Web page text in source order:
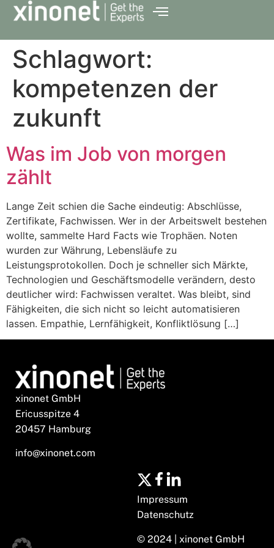
Schlagwort:
kompetenzen der
zukunft
Was im Job von morgen
zählt
Lange Zeit schien die Sache eindeutig: Abschlüsse,
Zertifikate, Fachwissen. Wer in der Arbeitswelt bestehen
wollte, sammelte Hard Facts wie Trophäen. Noten
wurden zur Währung, Lebensläufe zu
Leistungsprotokollen. Doch je schneller sich Märkte,
Technologien und Geschäftsmodelle verändern, desto
deutlicher wird: Fachwissen veraltet. Was bleibt, sind
Fähigkeiten, die sich nicht so leicht automatisieren
lassen. Empathie, Lernfähigkeit, Konfliktlösung […]
xinonet GmbH
Ericusspitze 4
20457 Hamburg
info@xinonet.com
Impressum
Datenschutz
© 2024 | xinonet GmbH